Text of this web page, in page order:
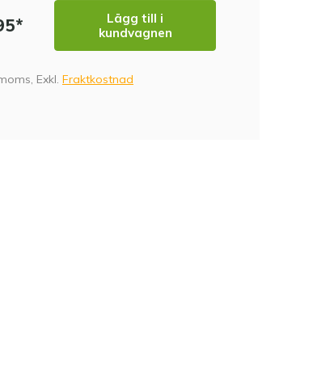
Lägg till i
kundvagnen
Exkl. Fraktkostnad